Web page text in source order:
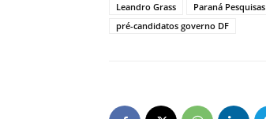
Leandro Grass
Paraná Pesquisas
pré-candidatos governo DF